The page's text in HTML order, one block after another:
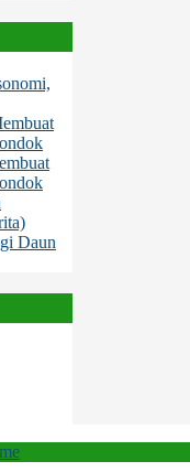
Daun